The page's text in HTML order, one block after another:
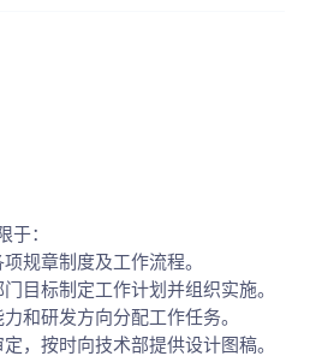
于：
规章制度及工作流程。
目标制定工作计划并组织实施。
和研发方向分配工作任务。
，按时向技术部提供设计图稿。